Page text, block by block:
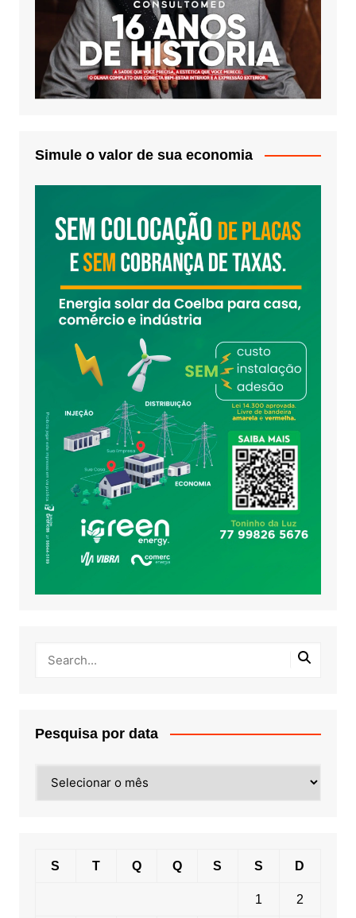
Simule o valor de sua economia
Pesquisa por data
por
S T Q Q S S D
1 2